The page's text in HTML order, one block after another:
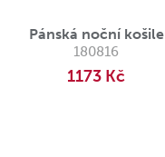
Pánská noční košile
180816
1173 Kč